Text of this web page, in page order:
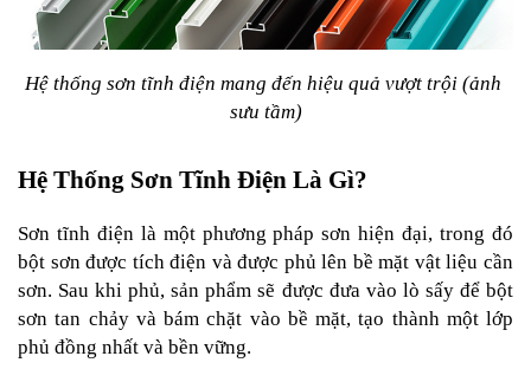
Hệ thống sơn tĩnh điện mang đến hiệu quả vượt trội (ảnh
sưu tầm)
Hệ Thống Sơn Tĩnh Điện Là Gì?
Sơn tĩnh điện là một phương pháp sơn hiện đại, trong đó
bột sơn được tích điện và được phủ lên bề mặt vật liệu cần
sơn. Sau khi phủ, sản phẩm sẽ được đưa vào lò sấy để bột
sơn tan chảy và bám chặt vào bề mặt, tạo thành một lớp
phủ đồng nhất và bền vững.